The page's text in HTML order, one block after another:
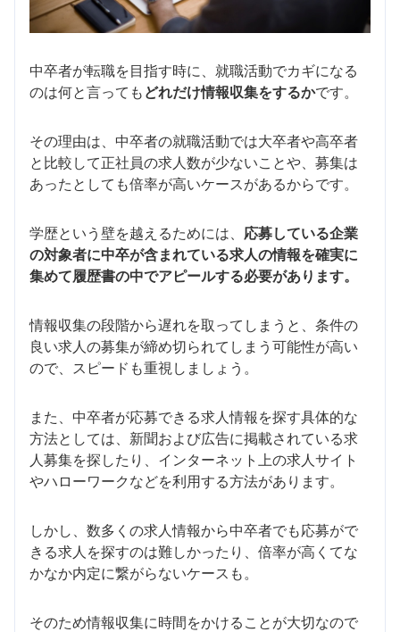
中卒者が転職を目指す時に、就職活動でカギになる
のは何と言っても どれだけ情報収集をするかです。
その理由は、中卒者の就職活動では大卒者や高卒者
と比較して正社員の求人数が少ないことや、募集は
あったとしても倍率が高いケースがあるからです。
学歴という壁を越えるためには、 応募している企業
の対象者に中卒が含まれている求人の情報を確実に
集めて履歴書の中でアピールする必要があります。
情報収集の段階から遅れを取ってしまうと、条件の
良い求人の募集が締め切られてしまう可能性が高い
ので、スピードも重視しましょう。
また、中卒者が応募できる求人情報を探す具体的な
方法としては、新聞および広告に掲載されている求
人募集を探したり、インターネット上の求人サイト
やハローワークなどを利用する方法があります。
しかし、数多くの求人情報から中卒者でも応募がで
きる求人を探すのは難しかったり、倍率が高くてな
かなか内定に繋がらないケースも。
そのため情報収集に時間をかけることが大切なので